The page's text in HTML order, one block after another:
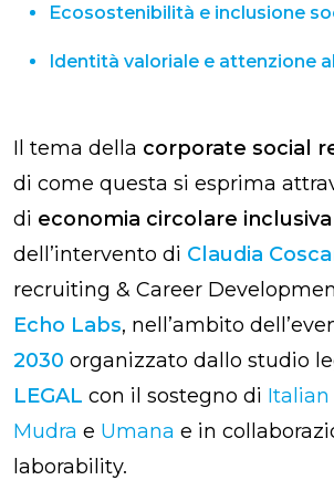
Ecosostenibilità e inclusione
Identità valoriale e attenzione
Il tema della corporate social
di come questa si esprima
di economia circolare inclusiva
dell’intervento di Claudia
recruiting & Career
Echo Labs, nell’ambito
2030 organizzato dallo studio
LEGAL con il sostegno di Italian
Mudra e Umana e in
laborability.